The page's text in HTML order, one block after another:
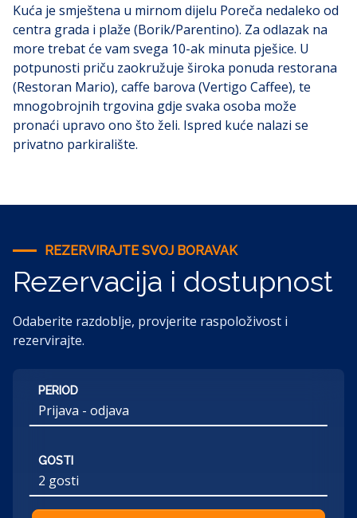
Kuća je smještena u mirnom dijelu Poreča nedaleko od
centra grada i plaže (Borik/Parentino). Za odlazak na
more trebat će vam svega 10-ak minuta pješice. U
potpunosti priču zaokružuje široka ponuda restorana
(Restoran Mario), caffe barova (Vertigo Caffee), te
mnogobrojnih trgovina gdje svaka osoba može
pronaći upravo ono što želi. Ispred kuće nalazi se
privatno parkiralište.
REZERVIRAJTE SVOJ BORAVAK
Rezervacija i dostupnost
Odaberite razdoblje, provjerite raspoloživost i
rezervirajte.
PERIOD
GOSTI
2 gosti